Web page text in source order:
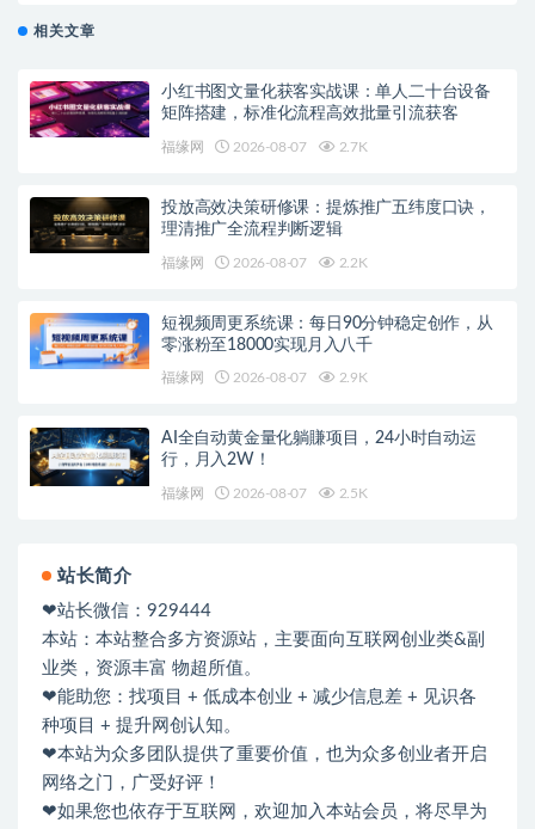
相关文章
小红书图文量化获客实战课：单人二十台设备
矩阵搭建，标准化流程高效批量引流获客
福缘网 2026-08-07 2.7K
投放高效决策研修课：提炼推广五纬度口诀，
理清推广全流程判断逻辑
福缘网 2026-08-07 2.2K
短视频周更系统课：每日90分钟稳定创作，从
零涨粉至18000实现月入八千
福缘网 2026-08-07 2.9K
AI全自动黄金量化躺賺项目，24小时自动运
行，月入2W！
福缘网 2026-08-07 2.5K
站长简介
❤站长微信：929444
本站：本站整合多方资源站，主要面向互联网创业类&副
业类，资源丰富 物超所值。
❤能助您：找项目 + 低成本创业 + 减少信息差 + 见识各
种项目 + 提升网创认知。
❤本站为众多团队提供了重要价值，也为众多创业者开启
网络之门，广受好评！
❤如果您也依存于互联网，欢迎加入本站会员，将尽早为